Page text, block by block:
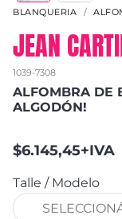
BLANQUERIA
JEAN
1039-7308
ALFOMBRA DE
ALGODÓN!
$6.145,45+IVA
Talle / Modelo